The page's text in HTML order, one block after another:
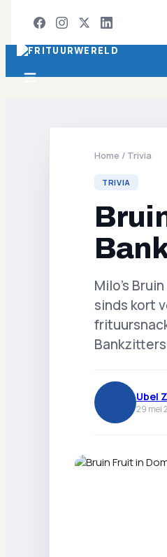
Home / Trivia
TRIVIA
Milo’s
sinds kort
Ubel
29 mei